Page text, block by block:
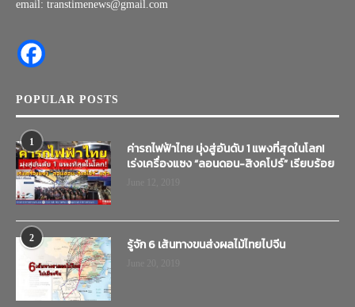
email: transtimenews@gmail.com
POPULAR POSTS
1
ค่ารถไฟฟ้าไทย มุ่งสู่อันดับ 1 แพงที่สุดในโลก!
เร่งเครื่องแซง “ลอนดอน-สิงคโปร์” เรียบร้อย
2 รู้จัก 6 เส้นทางขนส่งผลไม้ไทยไปจีน